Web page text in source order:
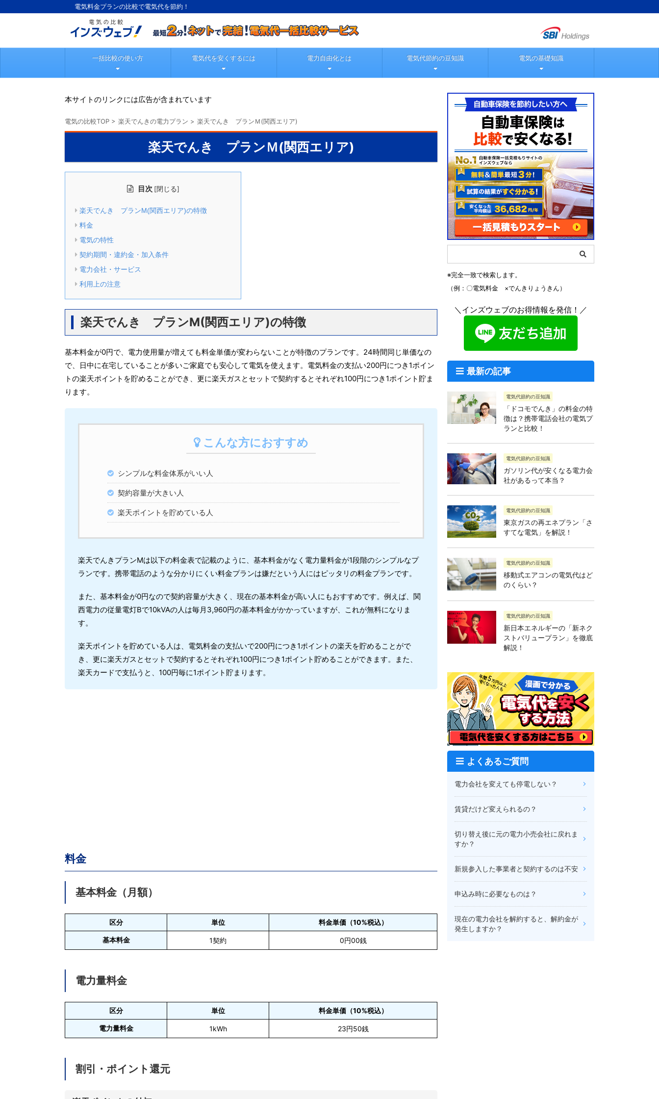
電気料金プランの比較で電気代を節約！
一括比較の使い方 電気代を安くするには 電力自由化とは 電気代節約の豆知識 電気の基礎知識
本サイトのリンクには広告が含まれています
電気の比較TOP > 楽天でんきの電力プラン > 楽天でんき プランＭ(関西エリア)
楽天でんき プランＭ(関西エリア)
目次 [閉じる]
楽天でんき プランM(関西エリア)の特徴
料金
電気の特性
契約期間・違約金・加入条件
電力会社・サービス
利用上の注意
楽天でんき プランM(関西エリア)の特徴
基本料金が0円で、電力使用量が増えても料金単価が変わらないことが特徴のプランです。24時間同じ単価なの
で、日中に在宅していることが多いご家庭でも安心して電気を使えます。電気料金の支払い200円につき1ポイン
トの楽天ポイントを貯めることができ、更に楽天ガスとセットで契約するとそれぞれ100円につき1ポイント貯ま
ります。
こんな方におすすめ
シンプルな料金体系がいい人
契約容量が大きい人
楽天ポイントを貯めている人
楽天でんきプランMは以下の料金表で記載のように、基本料金がなく電力量料金が1段階のシンプルなプ
ランです。携帯電話のような分かりにくい料金プランは嫌だという人にはピッタリの料金プランです。
また、基本料金が0円なので契約容量が大きく、現在の基本料金が高い人にもおすすめです。例えば、関
西電力の従量電灯Bで10kVAの人は毎月3,960円の基本料金がかかっていますが、これが無料になりま
す。
楽天ポイントを貯めている人は、電気料金の支払いで200円につき1ポイントの楽天を貯めることがで
き、更に楽天ガスとセットで契約するとそれぞれ100円につき1ポイント貯めることができます。また、
楽天カードで支払うと、100円毎に1ポイント貯まります。
料金
基本料金（月額）
区分 単位 料金単価（10%税込）
基本料金 1契約 0円00銭
電力量料金
区分 単位 料金単価（10%税込）
電力量料金 1kWh 23円50銭
割引・ポイント還元
※完全一致で検索します。
（例：〇電気料金 ×でんきりょうきん）
＼インズウェブのお得情報を発信！／
最新の記事
電気代節約の豆知識
「ドコモでんき」の料金の特
徴は？携帯電話会社の電気プ
ランと比較！
電気代節約の豆知識
ガソリン代が安くなる電力会
社があるって本当？
電気代節約の豆知識
東京ガスの再エネプラン「さ
すてな電気」を解説！
電気代節約の豆知識
移動式エアコンの電気代はど
のくらい？
電気代節約の豆知識
新日本エネルギーの「新ネク
ストバリュープラン」を徹底
解説！
よくあるご質問
電力会社を変えても停電しない？
賃貸だけど変えられるの？
切り替え後に元の電力小売会社に戻れま
すか？
新規参入した事業者と契約するのは不安
申込み時に必要なものは？
現在の電力会社を解約すると、解約金が
発生しますか？